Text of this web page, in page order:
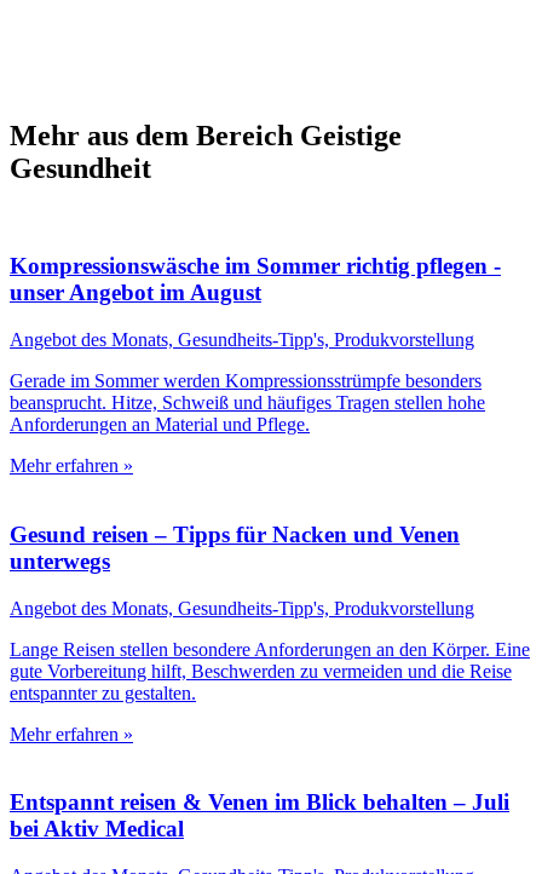
Mehr aus dem Bereich Geistige
Gesundheit
Kompressionswäsche im Sommer richtig pflegen -
unser Angebot im August
Angebot des Monats, Gesundheits-Tipp's, Produkvorstellung
Gerade im Sommer werden Kompressionsstrümpfe besonders
beansprucht. Hitze, Schweiß und häufiges Tragen stellen hohe
Anforderungen an Material und Pflege.
Mehr erfahren »
Gesund reisen – Tipps für Nacken und Venen
unterwegs
Angebot des Monats, Gesundheits-Tipp's, Produkvorstellung
Lange Reisen stellen besondere Anforderungen an den Körper. Eine
gute Vorbereitung hilft, Beschwerden zu vermeiden und die Reise
entspannter zu gestalten.
Mehr erfahren »
Entspannt reisen & Venen im Blick behalten – Juli
bei Aktiv Medical